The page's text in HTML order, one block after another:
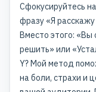
Сфокусируйтесь
фразу «Я расскажу
Вместо этого: «Вы
решить» или
Y? Мой метод
на боли, страхи и